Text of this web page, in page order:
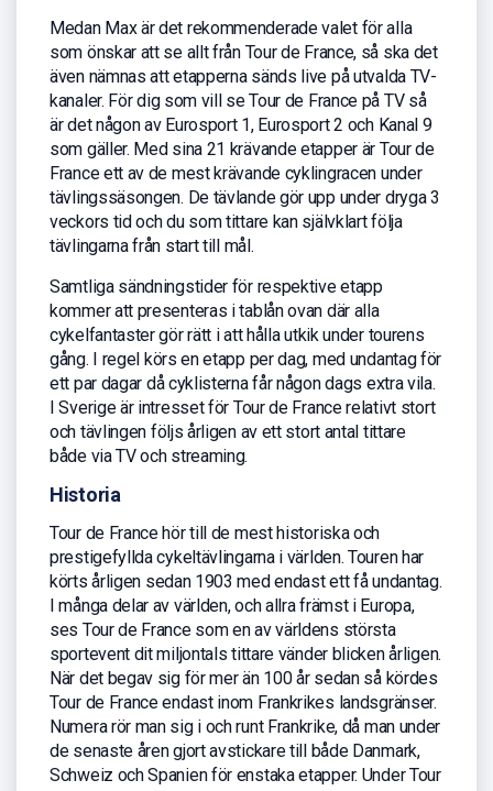
Medan Max är det rekommenderade valet för alla
som önskar att se allt från Tour de France, så ska det
även nämnas att etapperna sänds live på utvalda TV-
kanaler. För dig som vill se Tour de France på TV så
är det någon av Eurosport 1, Eurosport 2 och Kanal 9
som gäller. Med sina 21 krävande etapper är Tour de
France ett av de mest krävande cyklingracen under
tävlingssäsongen. De tävlande gör upp under dryga 3
veckors tid och du som tittare kan självklart följa
tävlingarna från start till mål.
Samtliga sändningstider för respektive etapp
kommer att presenteras i tablån ovan där alla
cykelfantaster gör rätt i att hålla utkik under tourens
gång. I regel körs en etapp per dag, med undantag för
ett par dagar då cyklisterna får någon dags extra vila.
I Sverige är intresset för Tour de France relativt stort
och tävlingen följs årligen av ett stort antal tittare
både via TV och streaming.
Historia
Tour de France hör till de mest historiska och
prestigefyllda cykeltävlingarna i världen. Touren har
körts årligen sedan 1903 med endast ett få undantag.
I många delar av världen, och allra främst i Europa,
ses Tour de France som en av världens största
sportevent dit miljontals tittare vänder blicken årligen.
När det begav sig för mer än 100 år sedan så kördes
Tour de France endast inom Frankrikes landsgränser.
Numera rör man sig i och runt Frankrike, då man under
de senaste åren gjort avstickare till både Danmark,
Schweiz och Spanien för enstaka etapper. Under Tour